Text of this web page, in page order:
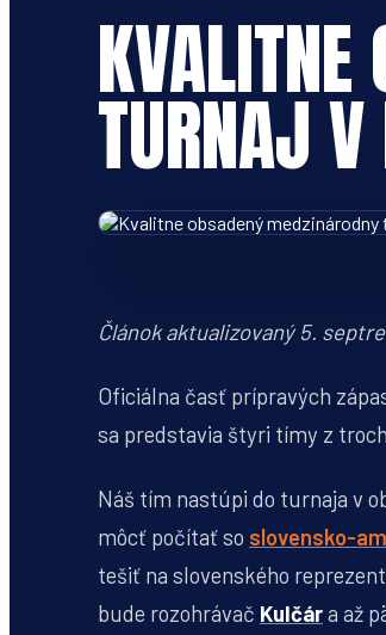
KVALITNE
TURNAJ
Rozohrávač BKM Lučenec Eric
Článok aktualizovaný 5.
Oficiálna časť prípravých
sa predstavia štyri tímy z
Náš tím nastúpi do turnaja v
môcť počítať so slovensko-
tešiť na slovenského
bude rozohrávač Kulčára až